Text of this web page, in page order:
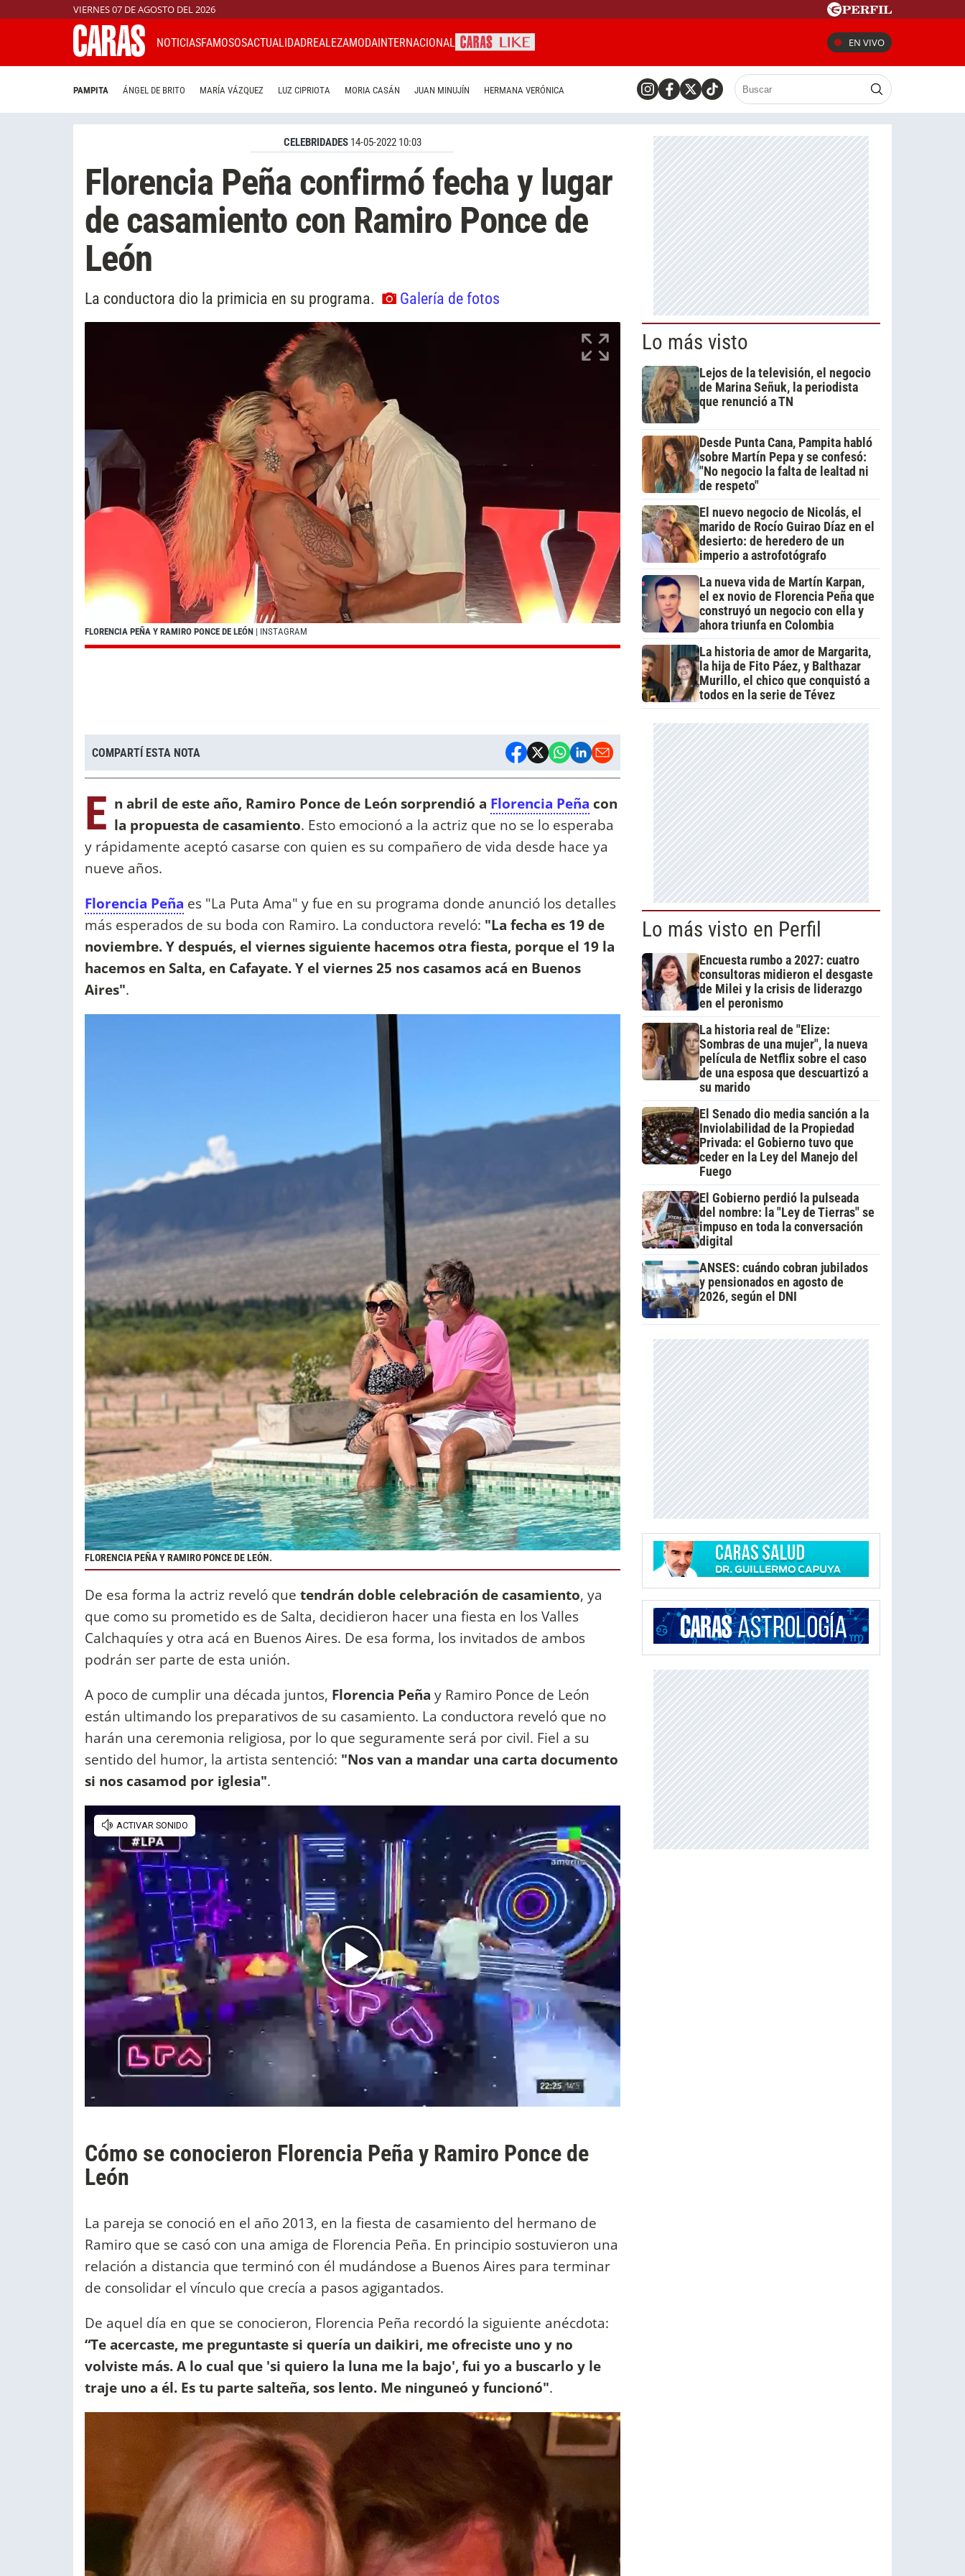
VIERNES 07 DE AGOSTO DEL 2026
NOTICIASFAMOSOSACTUALIDADREALEZAMODAINTERNACIONAL EN VIVO
PAMPITA ÁNGEL DE BRITO MARÍA VÁZQUEZ LUZ CIPRIOTA MORIA CASÁN JUAN MINUJÍN HERMANA VERÓNICA
CELEBRIDADES 14-05-2022 10:03
Florencia Peña confirmó fecha y lugar
de casamiento con Ramiro Ponce de
León
La conductora dio la primicia en su programa. Galería de fotos
FLORENCIA PEÑA Y RAMIRO PONCE DE LEÓN | INSTAGRAM
COMPARTÍ ESTA NOTA
E n abril de este año, Ramiro Ponce de León sorprendió a Florencia Peña con
la propuesta de casamiento. Esto emocionó a la actriz que no se lo esperaba
y rápidamente aceptó casarse con quien es su compañero de vida desde hace ya
nueve años.
Florencia Peña es "La Puta Ama" y fue en su programa donde anunció los detalles
más esperados de su boda con Ramiro. La conductora reveló: "La fecha es 19 de
noviembre. Y después, el viernes siguiente hacemos otra fiesta, porque el 19 la
hacemos en Salta, en Cafayate. Y el viernes 25 nos casamos acá en Buenos
Aires".
FLORENCIA PEÑA Y RAMIRO PONCE DE LEÓN.
De esa forma la actriz reveló que tendrán doble celebración de casamiento, ya
que como su prometido es de Salta, decidieron hacer una fiesta en los Valles
Calchaquíes y otra acá en Buenos Aires. De esa forma, los invitados de ambos
podrán ser parte de esta unión.
A poco de cumplir una década juntos, Florencia Peña y Ramiro Ponce de León
están ultimando los preparativos de su casamiento. La conductora reveló que no
harán una ceremonia religiosa, por lo que seguramente será por civil. Fiel a su
sentido del humor, la artista sentenció: "Nos van a mandar una carta documento
si nos casamod por iglesia".
Cómo se conocieron Florencia Peña y Ramiro Ponce de
León
La pareja se conoció en el año 2013, en la fiesta de casamiento del hermano de
Ramiro que se casó con una amiga de Florencia Peña. En principio sostuvieron una
relación a distancia que terminó con él mudándose a Buenos Aires para terminar
de consolidar el vínculo que crecía a pasos agigantados.
De aquel día en que se conocieron, Florencia Peña recordó la siguiente anécdota:
“Te acercaste, me preguntaste si quería un daikiri, me ofreciste uno y no
volviste más.A lo cual que 'si quiero la luna me la bajo', fui yo a buscarlo y le
traje uno a él. Es tu parte salteña, sos lento. Me ninguneó y funcionó".
Lo más visto
Lejos de la televisión, el negocio
de Marina Señuk, la periodista
que renunció a TN
Desde Punta Cana, Pampita habló
sobre Martín Pepa y se confesó:
"No negocio la falta de lealtad ni
de respeto"
El nuevo negocio de Nicolás, el
marido de Rocío Guirao Díaz en el
desierto: de heredero de un
imperio a astrofotógrafo
La nueva vida de Martín Karpan,
el ex novio de Florencia Peña que
construyó un negocio con ella y
ahora triunfa en Colombia
La historia de amor de Margarita,
la hija de Fito Páez, y Balthazar
Murillo, el chico que conquistó a
todos en la serie de Tévez
Lo más visto en Perfil
Encuesta rumbo a 2027: cuatro
consultoras midieron el desgaste
de Milei y la crisis de liderazgo
en el peronismo
La historia real de "Elize:
Sombras de una mujer", la nueva
película de Netflix sobre el caso
de una esposa que descuartizó a
su marido
El Senado dio media sanción a la
Inviolabilidad de la Propiedad
Privada: el Gobierno tuvo que
ceder en la Ley del Manejo del
Fuego
El Gobierno perdió la pulseada
del nombre: la "Ley de Tierras" se
impuso en toda la conversación
digital
ANSES: cuándo cobran jubilados
y pensionados en agosto de
2026, según el DNI